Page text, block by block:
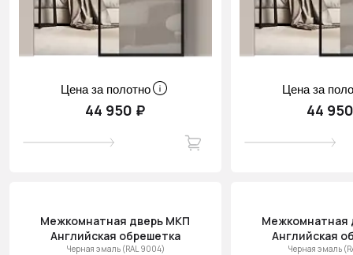
Цена за полотно
44 950 ₽
Цена за
44
Межкомнатная дверь МКП
Английская обрешетка
Черная эмаль (RAL 9004)
Межкомнатная
Английская
Черная эмаль